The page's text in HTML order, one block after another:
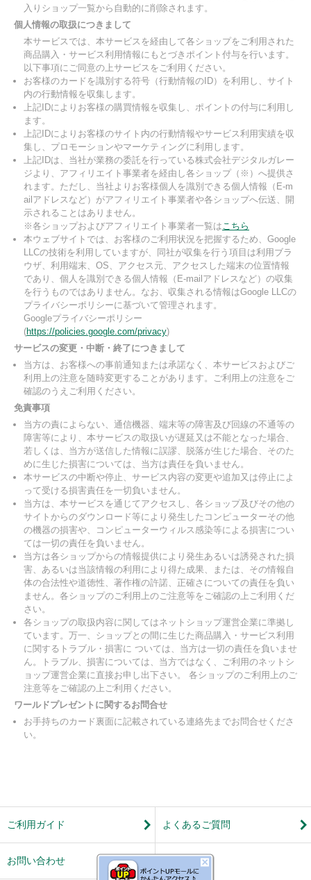
入りショップ一覧から自動的に削除されます。
個人情報の取扱につきまして
本サービスでは、本サービスを経由して各ショップをご利用された
商品購入・サービス利用情報にもとづきポイント付与を行います。
以下事項にご同意の上サービスをご利用ください。
お客様のカードを識別する符号（行動情報のID）を利用し、サイト
内の行動情報を収集します。
上記IDによりお客様の購買情報を収集し、ポイントの付与に利用し
ます。
上記IDによりお客様のサイト内の行動情報やサービス利用実績を収
集し、プロモーションやマーケティングに利用します。
上記IDは、当社が業務の委託を行っている株式会社デジタルガレー
ジより、アフィリエイト事業者を経由し各ショップ（※）へ提供さ
れます。ただし、当社よりお客様個人を識別できる個人情報（E-m
ailアドレスなど）がアフィリエイト事業者や各ショップへ伝送、開
示されることはありません。
※各ショップおよびアフィリエイト事業者一覧はこちら
本ウェブサイトでは、お客様のご利用状況を把握するため、Google
LLCの技術を利用していますが、同社が収集を行う項目は利用ブラ
ウザ、利用端末、OS、アクセス元、アクセスした端末の位置情報
であり、個人を識別できる個人情報（E-mailアドレスなど）の収集
を行うものではありません。なお、収集される情報はGoogle LLCの
プライバシーポリシーに基づいて管理されます。
Googleプライバシーポリシー
(https://policies.google.com/privacy)
サービスの変更・中断・終了につきまして
当方は、お客様への事前通知または承諾なく、本サービスおよびご
利用上の注意を随時変更することがあります。ご利用上の注意をご
確認のうえご利用ください。
免責事項
当方の責によらない、通信機器、端末等の障害及び回線の不通等の
障害等により、本サービスの取扱いが遅延又は不能となった場合、
若しくは、当方が送信した情報に誤謬、脱落が生じた場合、そのた
めに生じた損害については、当方は責任を負いません。
本サービスの中断や停止、サービス内容の変更や追加又は停止によ
って受ける損害責任を一切負いません。
当方は、本サービスを通じてアクセスし、各ショップ及びその他の
サイトからのダウンロード等により発生したコンピューターその他
の機器の損害や、コンピューターウィルス感染等による損害につい
ては一切の責任を負いません。
当方は各ショップからの情報提供により発生あるいは誘発された損
害、あるいは当該情報の利用により得た成果、または、その情報自
体の合法性や道徳性、著作権の許諾、正確さについての責任を負い
ません。各ショップのご利用上のご注意等をご確認の上ご利用くだ
さい。
各ショップの取扱内容に関してはネットショップ運営企業に準拠し
ています。万一、ショップとの間に生じた商品購入・サービス利用
に関するトラブル・損害に ついては、当方は一切の責任を負いませ
ん。トラブル、損害については、当方ではなく、ご利用のネットシ
ョップ運営企業に直接お申し出下さい。 各ショップのご利用上のご
注意等をご確認の上ご利用ください。
ワールドプレゼントに関するお問合せ
お手持ちのカード裏面に記載されている連絡先までお問合せくださ
い。
ご利用ガイド よくあるご質問
お問い合わせ